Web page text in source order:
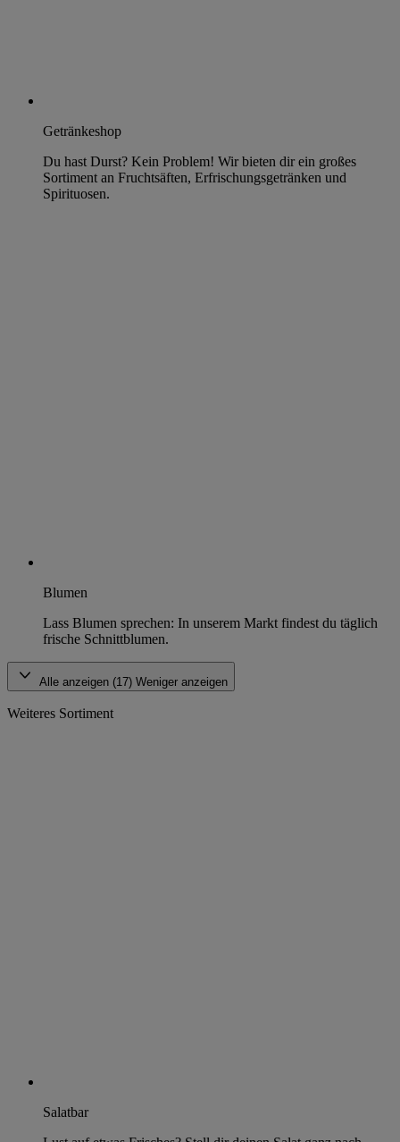
Getränkeshop
Du hast Durst? Kein Problem! Wir bieten dir ein großes
Sortiment an Fruchtsäften, Erfrischungsgetränken und
Spirituosen.
Blumen
Lass Blumen sprechen: In unserem Markt findest du täglich
frische Schnittblumen.
Alle anzeigen (17) Weniger anzeigen
Weiteres Sortiment
Salatbar